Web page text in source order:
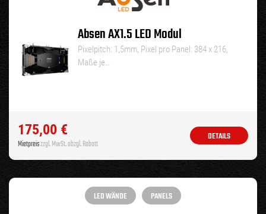
Absen AX1.5 LED Modul
Pixelpitch: 1,5mm, Pixel pro Panel: 384 x 216,
Maße je…
175,00 €
Mietpreiszzgl. MwSt. abzgl. Rabatt
DETAILS
LED WÄNDE PANELS